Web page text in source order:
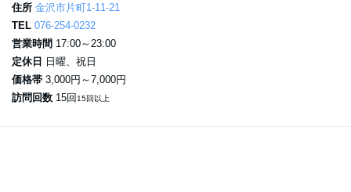
住所 金沢市片町1-11-21
TEL 076-254-0232
営業時間 17:00～23:00
定休日
日曜、祝日
価格帯 3,000円～7,000円
訪問回数 15回 15回以上